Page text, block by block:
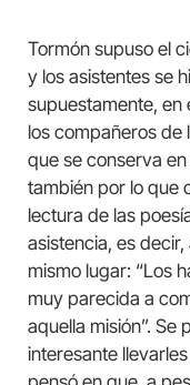
Tormón supuso el
y los asistentes se
supuestamente, en
los compañeros de
que se conserva
también por lo que
lectura de las
asistencia, es
mismo lugar: “Los
muy parecida a
aquella misión”. Se
interesante